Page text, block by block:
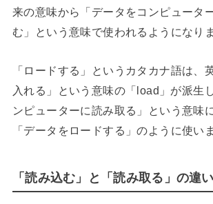
来の意味から「データをコンピュータ
む」という意味で使われるようになり
「ロードする」というカタカナ語は、
入れる」という意味の「load」が派生
ンピューターに読み取る」という意味
「データをロードする」のように使い
「読み込む」と「読み取る」の違い